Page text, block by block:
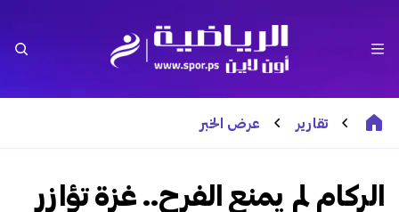
تقارير عرض الخبر
الركام لم يمنع الفرح.. غزة تؤازر